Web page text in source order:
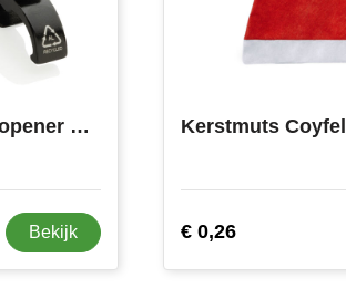
RCS fles- en blikopener van gerecycled aluminium
Bekijk
Kerstmuts Coyfel
€ 0,26